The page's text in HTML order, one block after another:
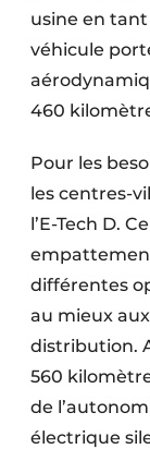
usine en
véhicule
460
Pour les
les centres-
l’E-Tech D.
différentes
au mieux
distribution.
560
de
électrique